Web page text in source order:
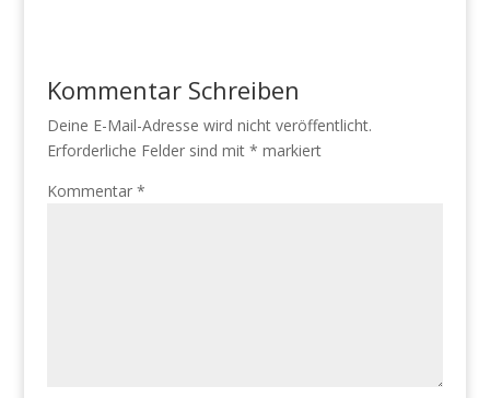
Kommentar Schreiben
Deine E-Mail-Adresse wird nicht veröffentlicht.
Erforderliche Felder sind mit * markiert
Kommentar *